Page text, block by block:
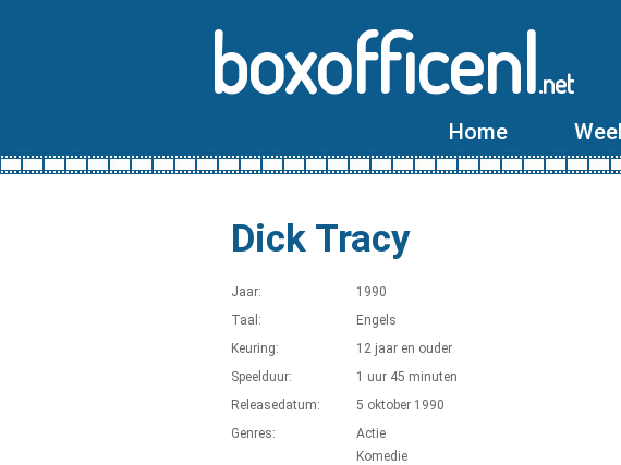
boxofficenl.net
Home
Dick Tracy
Jaar:
1990
Taal:
Engels
Keuring:
12 jaar en ouder
Speelduur:
1 uur 45 minuten
Releasedatum:
5 oktober 1990
Genres:
Actie
Komedie